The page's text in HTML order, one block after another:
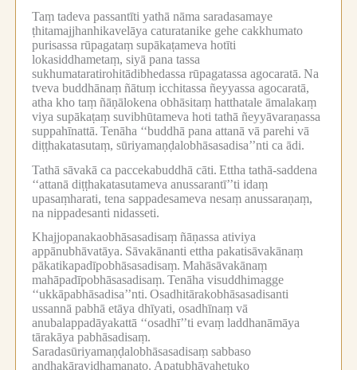
Taṃ tadeva passantīti yathā nāma saradasamaye
ṭhitamajjhanhikavelāya caturatanike gehe cakkhumato
purisassa rūpagataṃ supākaṭameva hotīti
lokasiddhametaṃ, siyā pana tassa
sukhumataratirohitādibhedassa rūpagatassa agocaratā. Na
tveva buddhānaṃ ñātuṃ icchitassa ñeyyassa agocaratā,
atha kho taṃ ñāṇālokena obhāsitaṃ hatthatale āmalakaṃ
viya supākaṭaṃ suvibhūtameva hoti tathā ñeyyāvaraṇassa
suppahīnattā. Tenāha ‘‘buddhā pana attanā vā parehi vā
diṭṭhakatasutaṃ, sūriyamaṇḍalobhāsasadisa’’nti ca ādi.
Tathā sāvakā ca paccekabuddhā cāti. Ettha tathā-saddena
‘‘attanā diṭṭhakatasutameva anussarantī’’ti idaṃ
upasaṃharati, tena sappadesameva nesaṃ anussaraṇaṃ,
na nippadesanti nidasseti.
Khajjopanakaobhāsasadisaṃ ñāṇassa ativiya
appānubhāvatāya. Sāvakānanti ettha pakatisāvakānaṃ
pākatikapadīpobhāsasadisaṃ. Mahāsāvakānaṃ
mahāpadīpobhāsasadisaṃ. Tenāha visuddhimagge
‘‘ukkāpabhāsadisa’’nti. Osadhitārakobhāsasadisanti
ussannā pabhā etāya dhīyati, osadhīnaṃ vā
anubalappadāyakattā ‘‘osadhī’’ti evaṃ laddhanāmāya
tārakāya pabhāsadisaṃ.
Saradasūriyamaṇḍalobhāsasadisaṃ sabbaso
andhakāravidhamanato. Apaṭubhāvahetuko